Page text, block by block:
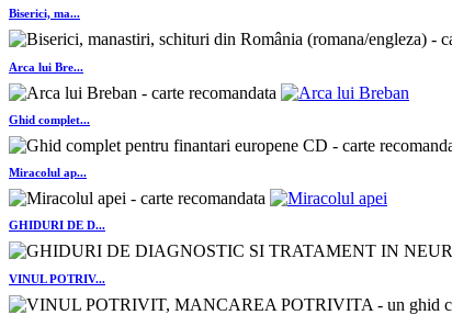
Biserici, ma...
Arca lui Bre...
Ghid complet...
Miracolul ap...
GHIDURI DE D...
VINUL POTRIV...